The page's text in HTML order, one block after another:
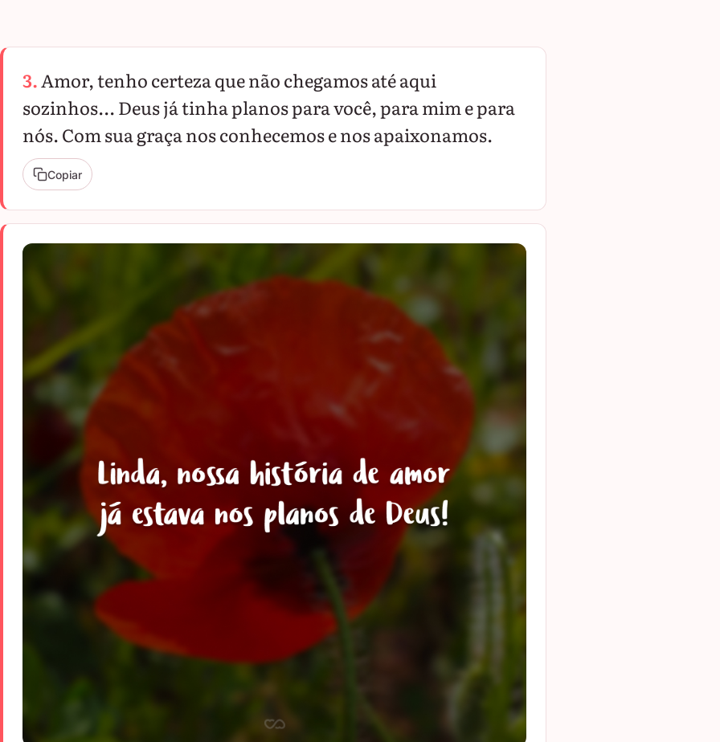
3.Amor, tenho certeza que não chegamos até aqui
sozinhos... Deus já tinha planos para você, para mim e para
nós. Com sua graça nos conhecemos e nos apaixonamos.
Copiar